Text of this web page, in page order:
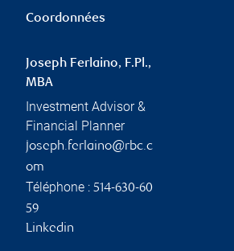
Coordonnées
Joseph Ferlaino, F.Pl.,
MBA
Investment Advisor &
Financial Planner
joseph.ferlaino@rbc.c
om
Téléphone : 514-630-60
59
Linkedin